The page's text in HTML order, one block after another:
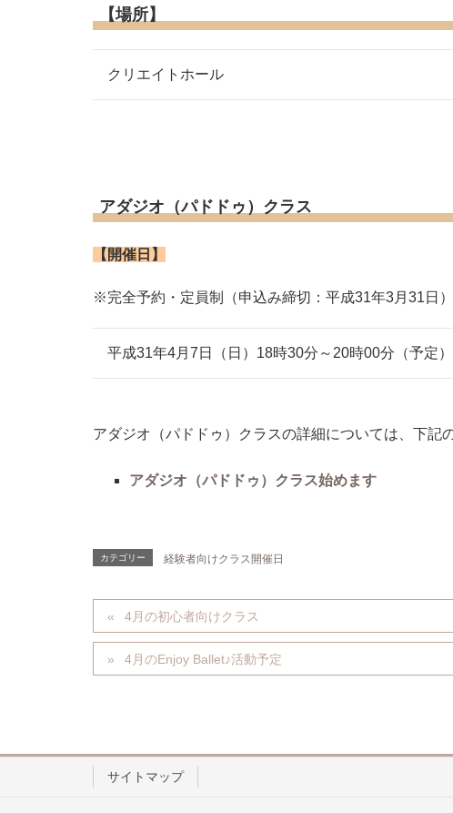
【場所】
クリエイトホール
アダジオ（パドドゥ）クラス
【開催日】
※完全予約・定員制（申込み締切：平成31年3月31日）
平成31年4月7日（日）18時30分～20時00分（予定）
アダジオ（パドドゥ）クラスの詳細については、下記
アダジオ（パドドゥ）クラス始めます
カテゴリー 経験者向けクラス開催日
4月の初心者向けクラス
4月のEnjoy Ballet♪活動予定
サイトマップ